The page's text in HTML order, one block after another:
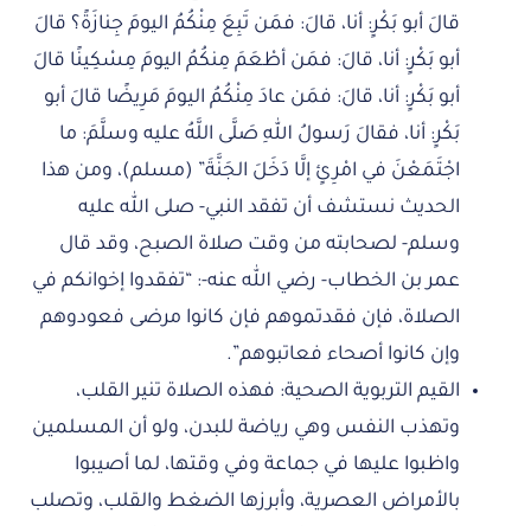
قالَ أبو بَكْرٍ: أنا، قالَ: فمَن تَبِعَ مِنْكُمُ اليومَ جِنازَةً؟ قالَ
أبو بَكْرٍ: أنا، قالَ: فمَن أطْعَمَ مِنكُمُ اليومَ مِسْكِينًا قالَ
أبو بَكْرٍ: أنا، قالَ: فمَن عادَ مِنْكُمُ اليومَ مَرِيضًا قالَ أبو
بَكْرٍ: أنا، فقالَ رَسولُ اللهِ صَلَّى اللَّهُ عليه وسلَّمَ: ما
اجْتَمَعْنَ في امْرِئٍ إلَّا دَخَلَ الجَنَّةَ” (مسلم)، ومن هذا
الحديث نستشف أن تفقد النبي- صلى الله عليه
وسلم- لصحابته من وقت صلاة الصبح، وقد قال
عمر بن الخطاب- رضي الله عنه-: “تفقدوا إخوانكم في
الصلاة، فإن فقدتموهم فإن كانوا مرضى فعودوهم
وإن كانوا أصحاء فعاتبوهم”.
القيم التربوية الصحية: فهذه الصلاة تنير القلب،
وتهذب النفس وهي رياضة للبدن، ولو أن المسلمين
واظبوا عليها في جماعة وفي وقتها، لما أصيبوا
بالأمراض العصرية، وأبرزها الضغط والقلب، وتصلب